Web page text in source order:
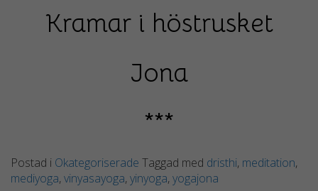
Kramar i höstrusket
Jona
***
Postad i Okategoriserade Taggad med dristhi, meditation,
mediyoga,vinyasayoga,yinyoga,yogajona
kommer
att försvinna
från
Genom att dela
med dig av dina